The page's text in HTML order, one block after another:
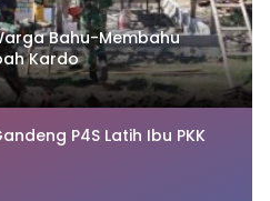
Bahu-Membahu
Kardo
P4S Latih Ibu PKK